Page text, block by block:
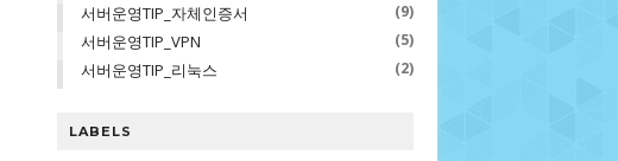
서버운영TIP_자체인증서 (9)
서버운영TIP_VPN (5)
서버운영TIP_리눅스 (2)
LABELS